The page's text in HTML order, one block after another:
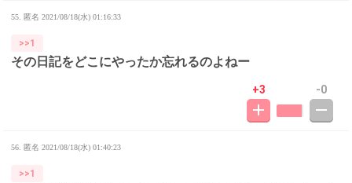
55. 匿名 2021/08/18(水) 01:16:33
>>1
その日記をどこにやったか忘れるのよねー
+3 -0
56. 匿名 2021/08/18(水) 01:40:23
>>1